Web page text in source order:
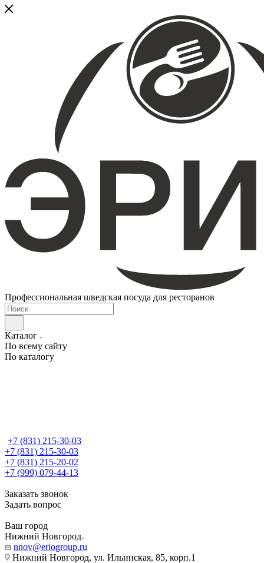
Профессиональная шведская посуда для ресторанов
Каталог
По всему сайту
По каталогу
+7 (831) 215-30-03
+7 (831) 215-30-03
+7 (831) 215-20-02
+7 (999) 079-44-13
Заказать звонок
Задать вопрос
Ваш город
Нижний Новгород
nnov@eriogroup.ru
Нижний Новгород, ул. Ильинская, 85, корп.1